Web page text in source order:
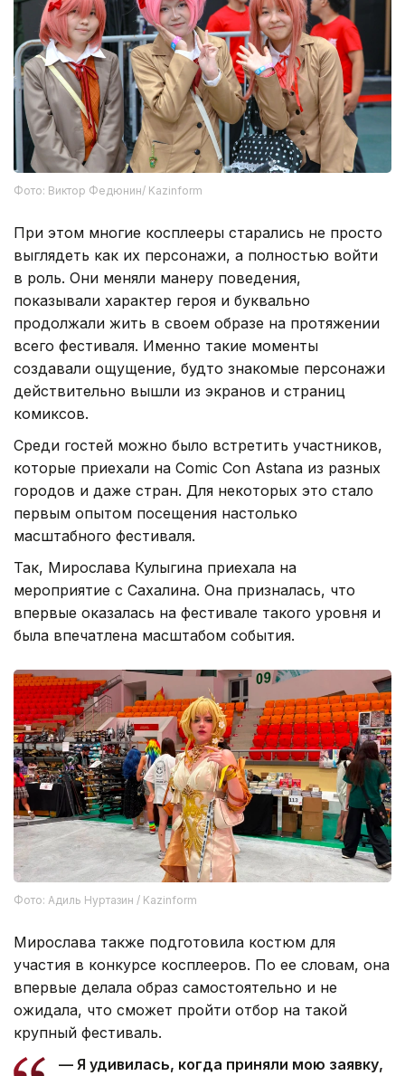
Фото: Виктор Федюнин/ Kazinform
При этом многие косплееры старались не просто
выглядеть как их персонажи, а полностью войти
в роль. Они меняли манеру поведения,
показывали характер героя и буквально
продолжали жить в своем образе на протяжении
всего фестиваля. Именно такие моменты
создавали ощущение, будто знакомые персонажи
действительно вышли из экранов и страниц
комиксов.
Среди гостей можно было встретить участников,
которые приехали на Comic Con Astana из разных
городов и даже стран. Для некоторых это стало
первым опытом посещения настолько
масштабного фестиваля.
Так, Мирослава Кулыгина приехала на
мероприятие с Сахалина. Она призналась, что
впервые оказалась на фестивале такого уровня и
была впечатлена масштабом события.
Фото: Адиль Нуртазин / Kazinform
Мирослава также подготовила костюм для
участия в конкурсе косплееров. По ее словам, она
впервые делала образ самостоятельно и не
ожидала, что сможет пройти отбор на такой
крупный фестиваль.
— Я удивилась, когда приняли мою заявку,